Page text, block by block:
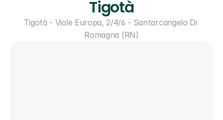
Tigotà
Tigotà - Viale Europa, 2/4/6 - Santarcangelo Di
Romagna (RN)